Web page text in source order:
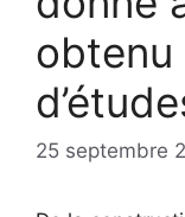
obtenu
25 septembre